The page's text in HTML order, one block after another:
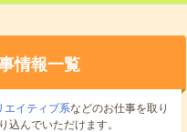
情報一覧
エイティブ系などのお仕事を取り
込んでいただけます。